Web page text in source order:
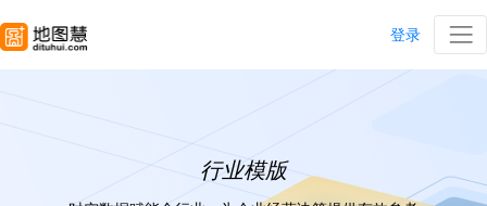
登录
行业模版